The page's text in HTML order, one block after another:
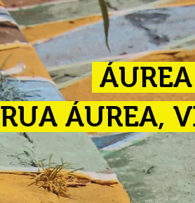
RUA ÁUREA,